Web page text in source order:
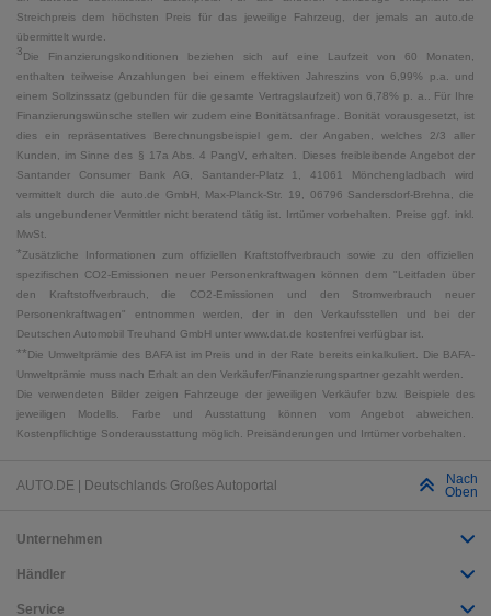
Streichpreis dem höchsten Preis für das jeweilige Fahrzeug, der jemals an auto.de
übermittelt wurde.
3Die Finanzierungskonditionen beziehen sich auf eine Laufzeit von 60 Monaten,
enthalten teilweise Anzahlungen bei einem effektiven Jahreszins von 6,99% p.a. und
einem Sollzinssatz (gebunden für die gesamte Vertragslaufzeit) von 6,78% p. a.. Für Ihre
Finanzierungswünsche stellen wir zudem eine Bonitätsanfrage. Bonität vorausgesetzt, ist
dies ein repräsentatives Berechnungsbeispiel gem. der Angaben, welches 2/3 aller
Kunden, im Sinne des § 17a Abs. 4 PangV, erhalten. Dieses freibleibende Angebot der
Santander Consumer Bank AG, Santander-Platz 1, 41061 Mönchengladbach wird
vermittelt durch die auto.de GmbH, Max-Planck-Str. 19, 06796 Sandersdorf-Brehna, die
als ungebundener Vermittler nicht beratend tätig ist. Irrtümer vorbehalten. Preise ggf. inkl.
MwSt.
*Zusätzliche Informationen zum offiziellen Kraftstoffverbrauch sowie zu den offiziellen
spezifischen CO2-Emissionen neuer Personenkraftwagen können dem "Leitfaden über
den Kraftstoffverbrauch, die CO2-Emissionen und den Stromverbrauch neuer
Personenkraftwagen" entnommen werden, der in den Verkaufsstellen und bei der
Deutschen Automobil Treuhand GmbH unter www.dat.de kostenfrei verfügbar ist.
**Die Umweltprämie des BAFA ist im Preis und in der Rate bereits einkalkuliert. Die BAFA-
Umweltprämie muss nach Erhalt an den Verkäufer/Finanzierungspartner gezahlt werden.
Die verwendeten Bilder zeigen Fahrzeuge der jeweiligen Verkäufer bzw. Beispiele des
jeweiligen Modells. Farbe und Ausstattung können vom Angebot abweichen.
Kostenpflichtige Sonderausstattung möglich. Preisänderungen und Irrtümer vorbehalten.
AUTO.DE | Deutschlands Großes Autoportal
Nach
Oben
Unternehmen
Händler
Service